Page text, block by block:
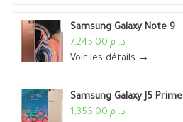
Samsung Galaxy Note 9
د. م.7,245.00
Voir les détails →
Samsung Galaxy J5 Prime
د. م.1,355.00